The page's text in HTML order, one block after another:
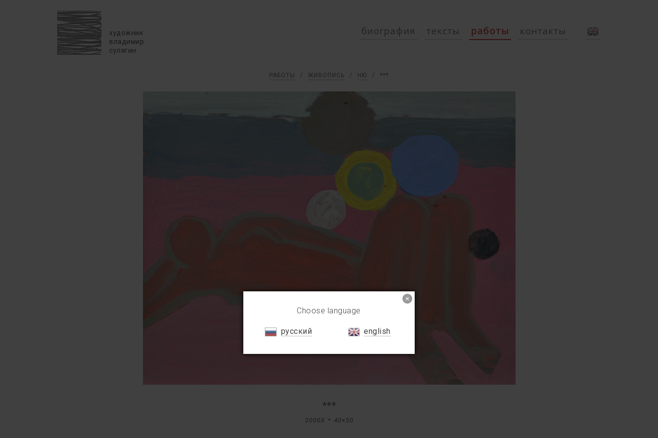
художник
владимир
сулягин
биография тексты работы контакты
РАБОТЫ / ЖИВОПИСЬ / НЮ / ***
***
2000X 40×50
Choose language
русский english